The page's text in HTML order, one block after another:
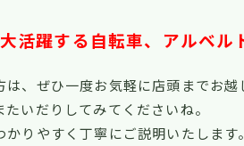
活躍する自転車、アルベル
は、ぜひ一度お気軽に店頭までお越
いだりしてみてくださいね。
りやすく丁寧にご説明いたします。